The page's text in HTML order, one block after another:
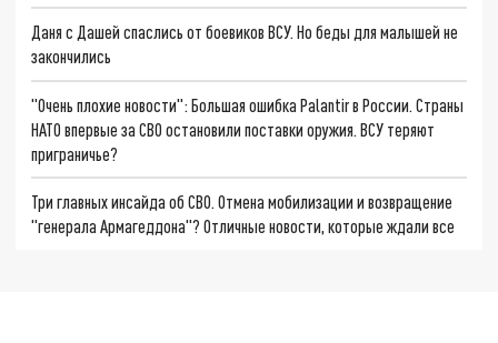
Даня с Дашей спаслись от боевиков ВСУ. Но беды для малышей не
закончились
"Очень плохие новости": Большая ошибка Palantir в России. Страны
НАТО впервые за СВО остановили поставки оружия. ВСУ теряют
приграничье?
Три главных инсайда об СВО. Отмена мобилизации и возвращение
"генерала Армагеддона"? Отличные новости, которые ждали все